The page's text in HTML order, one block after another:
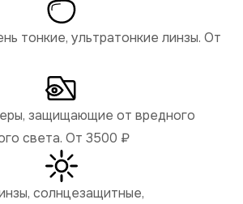
тонкие, ультратонкие линзы. От
защищающие от вредного
света. От 3500 ₽
солнцезащитные,